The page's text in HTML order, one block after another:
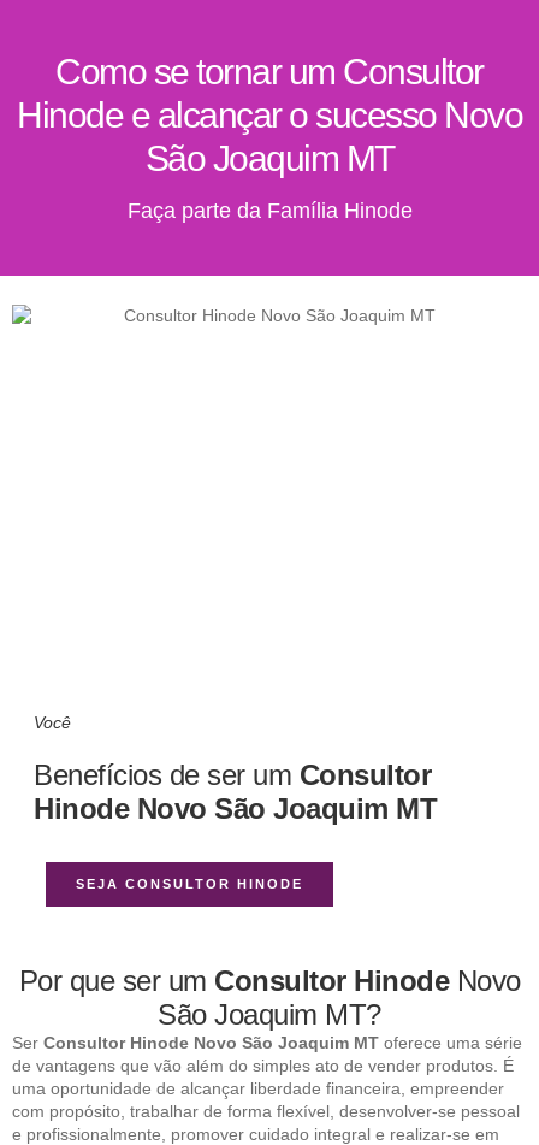
Como se tornar um Consultor
Hinode e alcançar o sucesso Novo
São Joaquim MT
Faça parte da Família Hinode
Você
Benefícios de ser um Consultor
Hinode Novo São Joaquim MT
SEJA CONSULTOR HINODE
Por que ser um Consultor HinodeNovo
São Joaquim MT?
Ser Consultor Hinode Novo São Joaquim MT oferece uma série
de vantagens que vão além do simples ato de vender produtos. É
uma oportunidade de alcançar liberdade financeira, empreender
com propósito, trabalhar de forma flexível, desenvolver-se pessoal
e profissionalmente, promover cuidado integral e realizar-se em